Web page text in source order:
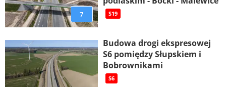
7 S19
Budowa drogi ekspresowej
S6 pomiędzy Słupskiem i
Bobrownikami
S6